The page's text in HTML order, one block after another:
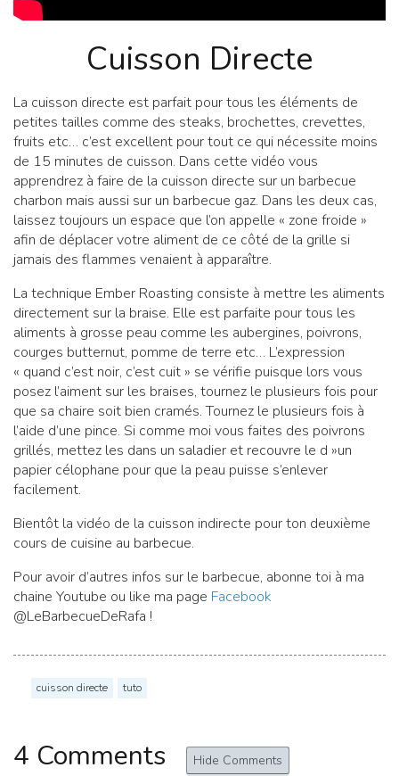
Cuisson Directe
La cuisson directe est parfait pour tous les éléments de
petites tailles comme des steaks, brochettes, crevettes,
fruits etc… c’est excellent pour tout ce qui nécessite moins
de 15 minutes de cuisson. Dans cette vidéo vous
apprendrez à faire de la cuisson directe sur un barbecue
charbon mais aussi sur un barbecue gaz. Dans les deux cas,
laissez toujours un espace que l’on appelle « zone froide »
afin de déplacer votre aliment de ce côté de la grille si
jamais des flammes venaient à apparaître.
La technique Ember Roasting consiste à mettre les aliments
directement sur la braise. Elle est parfaite pour tous les
aliments à grosse peau comme les aubergines, poivrons,
courges butternut, pomme de terre etc… L’expression
« quand c’est noir, c’est cuit » se vérifie puisque lors vous
posez l’aiment sur les braises, tournez le plusieurs fois pour
que sa chaire soit bien cramés. Tournez le plusieurs fois à
l’aide d’une pince. Si comme moi vous faites des poivrons
grillés, mettez les dans un saladier et recouvre le d »un
papier célophane pour que la peau puisse s’enlever
facilement.
Bientôt la vidéo de la cuisson indirecte pour ton deuxième
cours de cuisine au barbecue.
Pour avoir d’autres infos sur le barbecue, abonne toi à ma
chaine Youtube ou like ma page Facebook
@LeBarbecueDeRafa !
cuisson directe tuto
4 Comments Hide Comments